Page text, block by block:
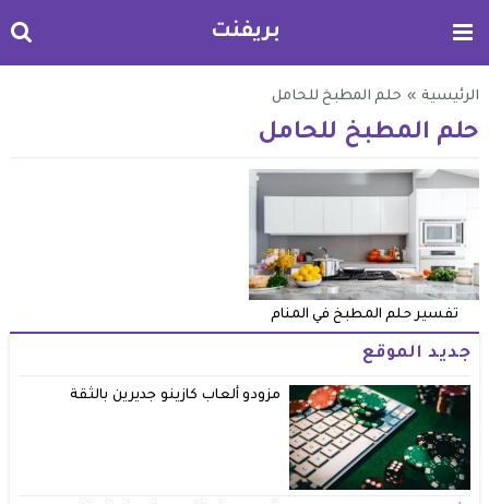
بريفنت
الرئيسية » حلم المطبخ للحامل
حلم المطبخ للحامل
تفسير حلم المطبخ في المنام
جديد الموقع
مزودو ألعاب كازينو جديرين بالثقة